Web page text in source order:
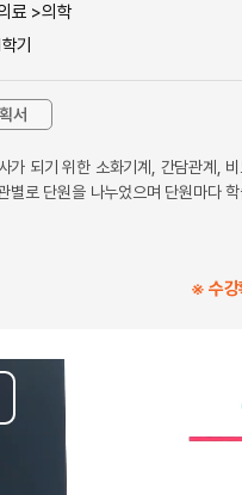
료 >의학
기
서
가 되기 위한 소화기계, 간담관계,
별로 단원을 나누었으며 단원마다
※ 수강